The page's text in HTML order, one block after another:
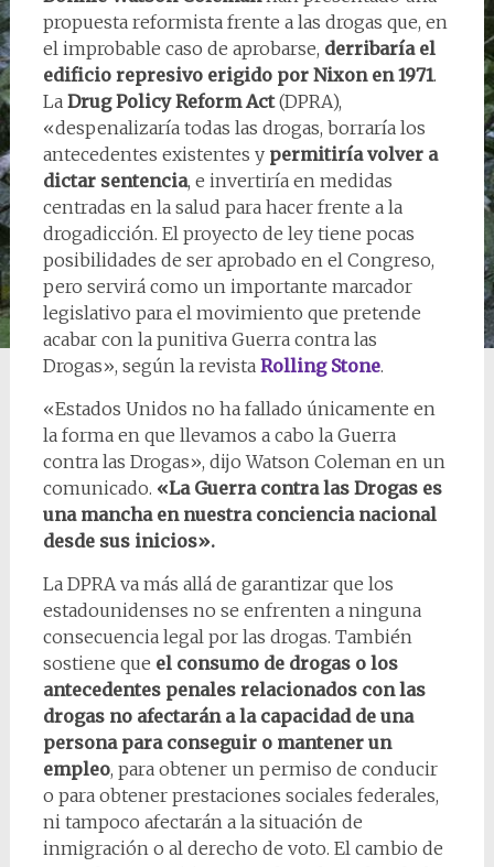
propuesta reformista frente a las drogas que, en
el improbable caso de aprobarse, derribaría el
edificio represivo erigido por Nixon en 1971.
La Drug Policy Reform Act(DPRA),
«despenalizaría todas las drogas, borraría los
antecedentes existentes y permitiría volver a
dictar sentencia, e invertiría en medidas
centradas en la salud para hacer frente a la
drogadicción. El proyecto de ley tiene pocas
posibilidades de ser aprobado en el Congreso,
pero servirá como un importante marcador
legislativo para el movimiento que pretende
acabar con la punitiva Guerra contra las
Drogas», según la revista Rolling Stone.
«Estados Unidos no ha fallado únicamente en
la forma en que llevamos a cabo la Guerra
contra las Drogas», dijo Watson Coleman en un
comunicado. «La Guerra contra las Drogas es
una mancha en nuestra conciencia nacional
desde sus inicios».
La DPRA va más allá de garantizar que los
estadounidenses no se enfrenten a ninguna
consecuencia legal por las drogas. También
sostiene que el consumo de drogas o los
antecedentes penales relacionados con las
drogas no afectarán a la capacidad de una
persona para conseguir o mantener un
empleo, para obtener un permiso de conducir
o para obtener prestaciones sociales federales,
ni tampoco afectarán a la situación de
inmigración o al derecho de voto. El cambio de